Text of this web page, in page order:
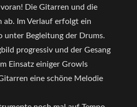
Die Gitarren und die
ab. Im Verlauf erfolgt ein
unter Begleitung der Drums.
progressiv und der Gesang
Einsatz einiger Growls
eine schöne Melodie